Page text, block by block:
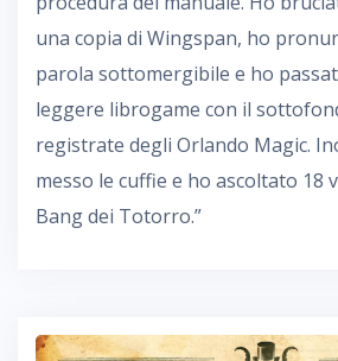
una copia di Wingspan, ho
parola sottomergibile e ho
leggere librogame con il
registrate degli Orlando Magic.
messo le cuffie e ho ascoltato 18
Bang dei Totorro.”